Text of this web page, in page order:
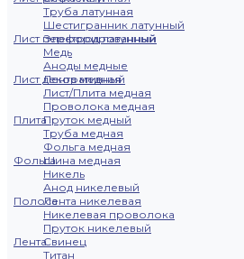
Труба латунная
Шестигранник латунный
Электрод латунный
Медь
Аноды медные
Лента медная
Лист/Плита медная
Проволока медная
Пруток медный
Труба медная
Фольга медная
Шина медная
Никель
Анод никелевый
Лента никелевая
Никелевая проволока
Пруток никелевый
Свинец
Титан
Лист перфорированный
Лист декоративный
Плита
Фольга
Полоса
Лента